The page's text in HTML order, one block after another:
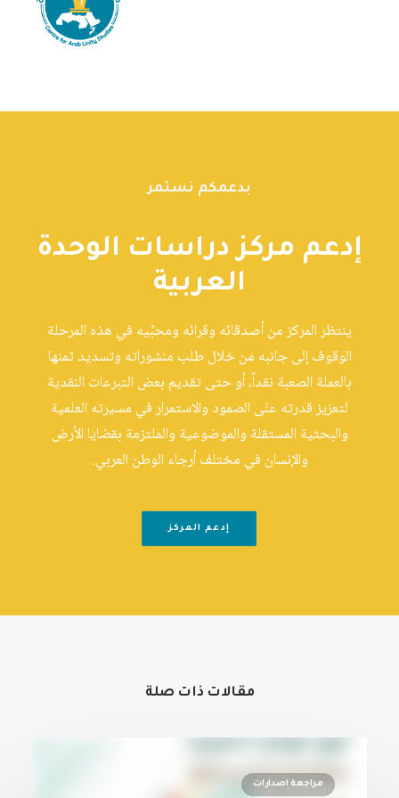
بدعمكم نستمر
إدعم مركز دراسات الوحدة
العربية
ينتظر المركز من أصدقائه وقرائه ومحبِّيه في هذه المرحلة
الوقوف إلى جانبه من خلال طلب منشوراته وتسديد ثمنها
بالعملة الصعبة نقداً، أو حتى تقديم بعض التبرعات النقدية
لتعزيز قدرته على الصمود والاستمرار في مسيرته العلمية
والبحثية المستقلة والموضوعية والملتزمة بقضايا الأرض
والإنسان في مختلف أرجاء الوطن العربي.
إدعم المركز
مقالات ذات صلة
مراجعة اصدارات